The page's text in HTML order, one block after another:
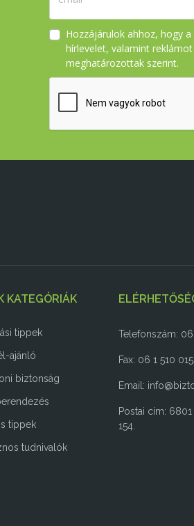
Hozzájárulok ahhoz, hogy
hírlevelet, valamint
meghatározottak szerint.
KATEGÓRIÁK
tippek
ajánló
biztonság
tippek
tudnivalók
Telefonszám:
Fax: 06 1 510
Email:
Postai cím:
154.